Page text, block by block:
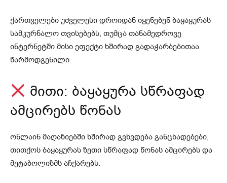
ქართველები უძველესი დროიდან იყენებენ ბაყაყურას
სამკურნალო თვისებებს, თუმცა თანამედროვე
ინტერნეტში მისი ეფექტი ხშირად გადაჭარბებითაა
წარმოდგენილი.
მითი: ბაყაყურა სწრაფად
ამცირებს წონას
ონლაინ მაღაზიებში ხშირად გვხვდება განცხადებები,
თითქოს ბაყაყურას ზეთი სწრაფად წონას ამცირებს და
მეტაბოლიზმს აჩქარებს.